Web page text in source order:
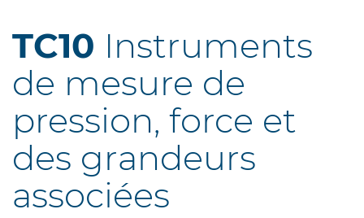
TC10 Instruments
de mesure de
pression, force et
des grandeurs
associées